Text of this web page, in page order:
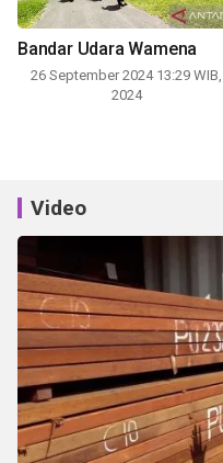
Bandar Udara Wamena
26 September 2024 13:29 WIB,
2024
Video